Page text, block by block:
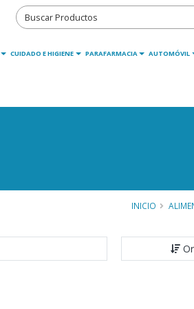
CUIDADO E HIGIENE PARAFARMACIA AUTOMÓVIL
INICIO